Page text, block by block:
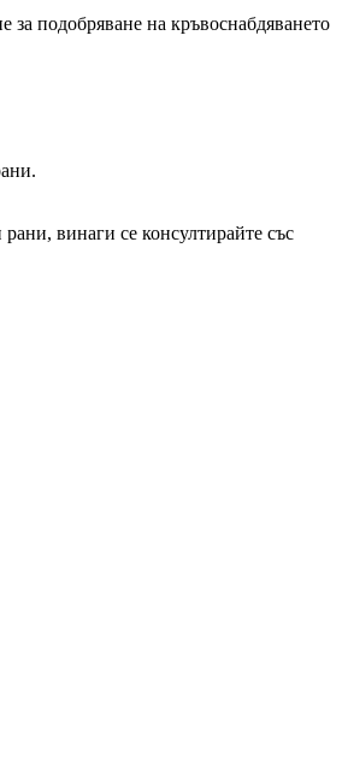
подобряване на кръвоснабдяването
винаги се консултирайте със